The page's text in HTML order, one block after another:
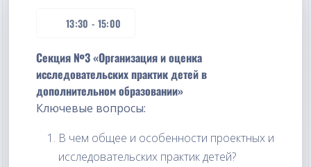
13:30 - 15:00
Секция №3 «Организация и оценка
исследовательских практик детей в
дополнительном образовании»
Ключевые вопросы:
В чем общее и особенности проектных и
исследовательских практик детей?